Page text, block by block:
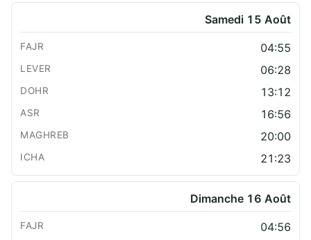
Samedi 15 Août
04:55
06:28
13:12
16:56
20:00
21:23
Dimanche 16 Août
04:56